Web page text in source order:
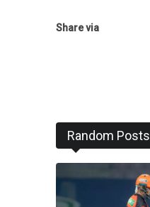
Share via
Random Posts